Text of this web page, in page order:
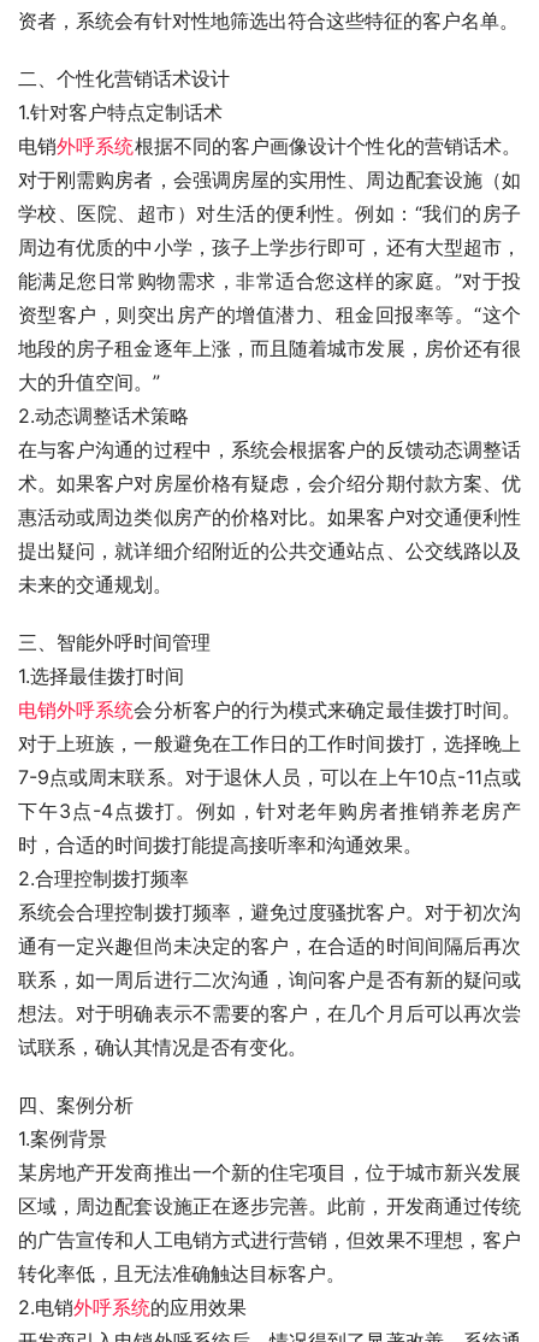
资者，系统会有针对性地筛选出符合这些特征的客户名单。
二、个性化营销话术设计
1.针对客户特点定制话术
电销外呼系统根据不同的客户画像设计个性化的营销话术。
对于刚需购房者，会强调房屋的实用性、周边配套设施（如
学校、医院、超市）对生活的便利性。例如：“我们的房子
周边有优质的中小学，孩子上学步行即可，还有大型超市，
能满足您日常购物需求，非常适合您这样的家庭。”对于投
资型客户，则突出房产的增值潜力、租金回报率等。“这个
地段的房子租金逐年上涨，而且随着城市发展，房价还有很
大的升值空间。”
2.动态调整话术策略
在与客户沟通的过程中，系统会根据客户的反馈动态调整话
术。如果客户对房屋价格有疑虑，会介绍分期付款方案、优
惠活动或周边类似房产的价格对比。如果客户对交通便利性
提出疑问，就详细介绍附近的公共交通站点、公交线路以及
未来的交通规划。
三、智能外呼时间管理
1.选择最佳拨打时间
电销外呼系统会分析客户的行为模式来确定最佳拨打时间。
对于上班族，一般避免在工作日的工作时间拨打，选择晚上
7-9点或周末联系。对于退休人员，可以在上午10点-11点或
下午3点-4点拨打。例如，针对老年购房者推销养老房产
时，合适的时间拨打能提高接听率和沟通效果。
2.合理控制拨打频率
系统会合理控制拨打频率，避免过度骚扰客户。对于初次沟
通有一定兴趣但尚未决定的客户，在合适的时间间隔后再次
联系，如一周后进行二次沟通，询问客户是否有新的疑问或
想法。对于明确表示不需要的客户，在几个月后可以再次尝
试联系，确认其情况是否有变化。
四、案例分析
1.案例背景
某房地产开发商推出一个新的住宅项目，位于城市新兴发展
区域，周边配套设施正在逐步完善。此前，开发商通过传统
的广告宣传和人工电销方式进行营销，但效果不理想，客户
转化率低，且无法准确触达目标客户。
2.电销外呼系统的应用效果